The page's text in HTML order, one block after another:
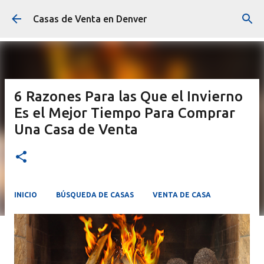
Ir al contenido principal
Casas de Venta en Denver
6 Razones Para las Que el Invierno
Es el Mejor Tiempo Para Comprar
Una Casa de Venta
INICIO BÚSQUEDA DE CASAS VENTA DE CASA